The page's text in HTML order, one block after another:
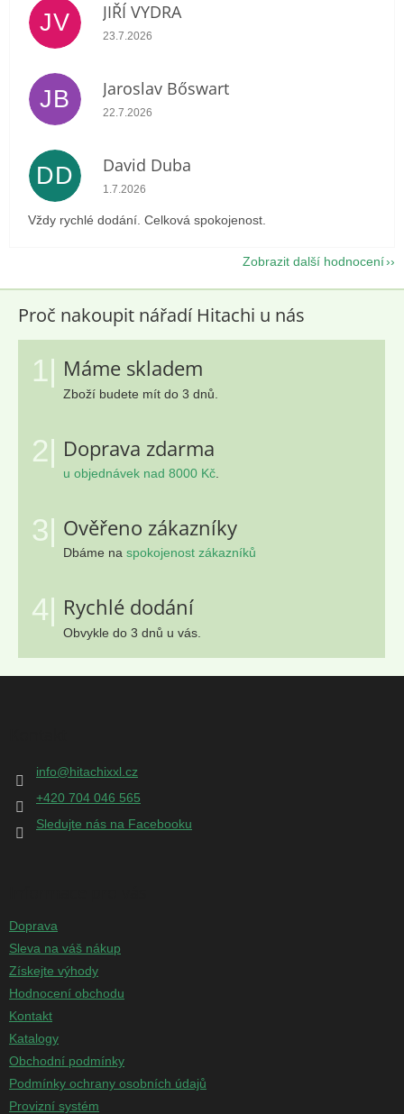
JV JIŘÍ VYDRA
Hodnocení obchodu je 5 z 5 hvězdiček.
23.7.2026
JB Jaroslav Bőswart
Hodnocení obchodu je 5 z 5 hvězdiček.
22.7.2026
DD David Duba
Hodnocení obchodu je 5 z 5 hvězdiček.
1.7.2026
Vždy rychlé dodání. Celková spokojenost.
Zobrazit další hodnocení
Proč nakoupit nářadí Hitachi u nás
1| Máme skladem
Zboží budete mít do 3 dnů.
2| Doprava zdarma
u objednávek nad 8000 Kč.
3| Ověřeno zákazníky
Dbáme na spokojenost zákazníků
4| Rychlé dodání
Obvykle do 3 dnů u vás.
Z
info@hitachixxl.cz
+420 704 046 565
Sledujte nás na Facebooku
Doprava
Sleva na váš nákup
Získejte výhody
Hodnocení obchodu
Kontakt
Katalogy
Obchodní podmínky
Podmínky ochrany osobních údajů
Provizní systém